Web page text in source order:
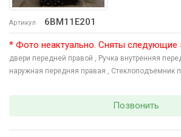
Артикул 6BM11E201
* Фото неактуально. Сняты следующие
двери передней правой
, Ручка внутренняя
наружная передняя правая
, Стеклоподъемник
Позвонить